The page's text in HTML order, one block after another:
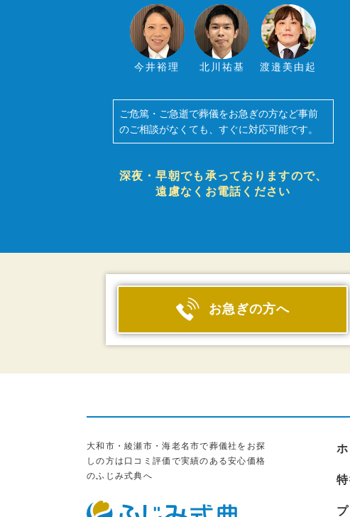
今井裕理 北川祐基 渡邉美由起
ご危篤・ご急逝で葬儀をお急ぎの方など事前
のご相談がなくても、すぐに対応可能です。
深夜・早朝でも承っておりますので、
遠慮なくお電話ください
お急ぎの方へ
大和市・綾瀬市・海老名市で葬儀社をお探
しの方は口コミ評価で実績のある安心価格
のふじみ式典へ